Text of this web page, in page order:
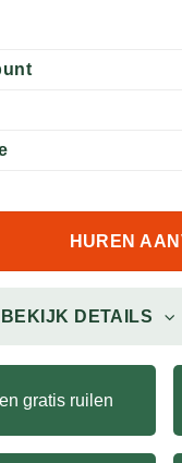
HUREN
BEKIJK DETAILS
gratis ruilen